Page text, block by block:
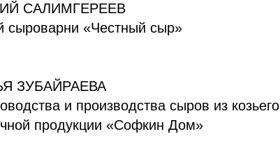
САЛИМГЕРЕЕВ
сыроварни «Честный сыр»
ЗУБАЙРАЕВА
и производства сыров из козьего
продукции «Софкин Дом»